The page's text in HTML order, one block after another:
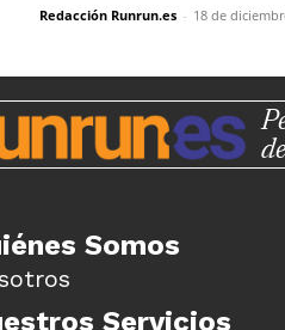
Redacción Runrun.es - 18 de
Somos
Servicios